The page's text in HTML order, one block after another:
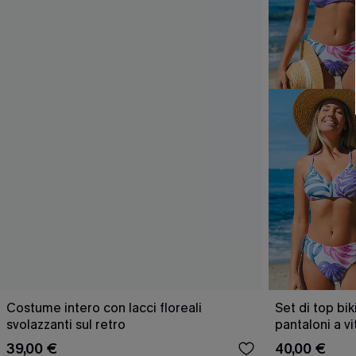
Costume intero con lacci floreali
svolazzanti sul retro
39,00 €
Set di top
pantaloni a
40,00 €